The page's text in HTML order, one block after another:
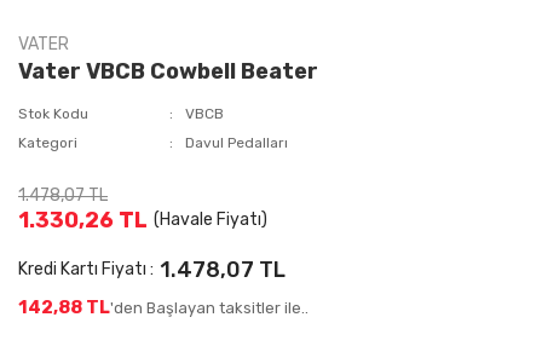
VATER
Vater VBCB Cowbell Beater
Stok Kodu
VBCB
Kategori
Davul Pedalları
1.478,07 TL
1.330,26 TL (Havale Fiyatı)
Kredi Kartı Fiyatı : 1.478,07 TL
142,88 TL'den Başlayan taksitler ile..